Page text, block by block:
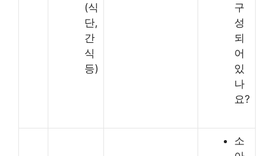
(식
단,
간
식
등)
구
성
되
어
있
나
요?
소